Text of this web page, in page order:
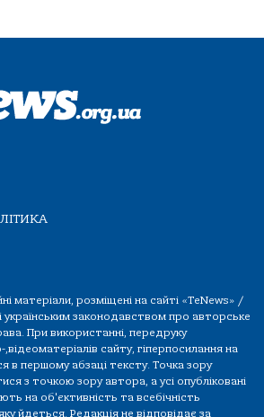
матеріали, розміщені на сайті «TeNews» /
законодавством про авторське
При використанні, передруку
сайту, гіперпосилання на
в першому абзаці тексту. Точка зору
з точкою зору автора, а усі опубліковані
на об'єктивність та всебічність
йдеться. Редакція не відповідає за